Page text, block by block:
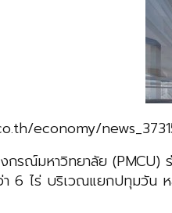
economy/
กรณ์มหาวิทยาลัย
6 ไร่ บริเวณแยกปทุมวัน